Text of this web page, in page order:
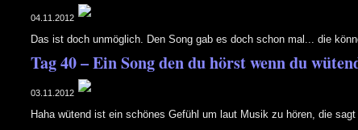
04.11.2012
Das ist doch unmöglich. Den Song gab es doch schon mal... die
Tag 40 – Ein Song den du hörst wenn du
03.11.2012
Haha wütend ist ein schönes Gefühl um laut Musik zu hören, die